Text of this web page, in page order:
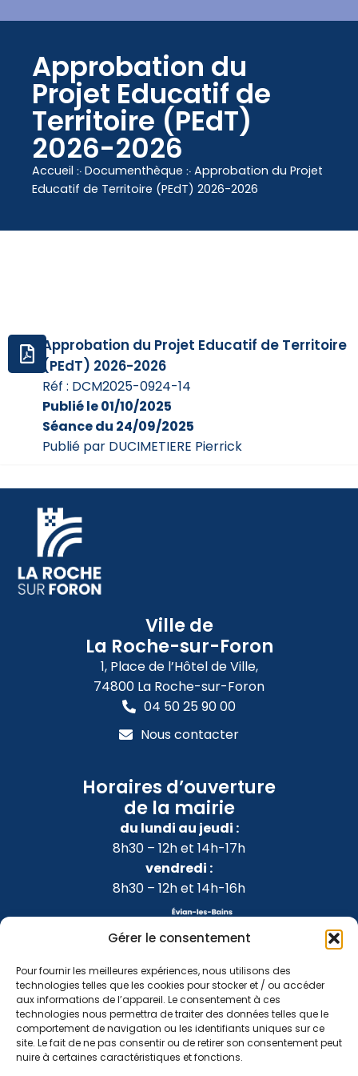
Gérer le consentement
Pour fournir les meilleures expériences, nous utilisons des
technologies telles que les cookies pour stocker et / ou accéder
aux informations de l’appareil. Le consentement à ces
technologies nous permettra de traiter des données telles que le
comportement de navigation ou les identifiants uniques sur ce
site. Le fait de ne pas consentir ou de retirer son consentement peut
nuire à certaines caractéristiques et fonctions.
principal
Approbation du
Projet Educatif de
Territoire (PEdT)
2026-2026
Accueil ჻ Documenthèque ჻ Approbation du Projet
Educatif de Territoire (PEdT) 2026-2026
Approbation du Projet Educatif de Territoire
(PEdT) 2026-2026
Réf : DCM2025-0924-14
Publié le 01/10/2025
Séance du 24/09/2025
Publié par DUCIMETIERE Pierrick
Ville de
La Roche-sur-Foron
1, Place de l’Hôtel de Ville,
74800 La Roche-sur-Foron
04 50 25 90 00
Nous contacter
Horaires d’ouverture
de la mairie
du lundi au jeudi :
8h30 – 12h et 14h-17h
vendredi :
8h30 – 12h et 14h-16h